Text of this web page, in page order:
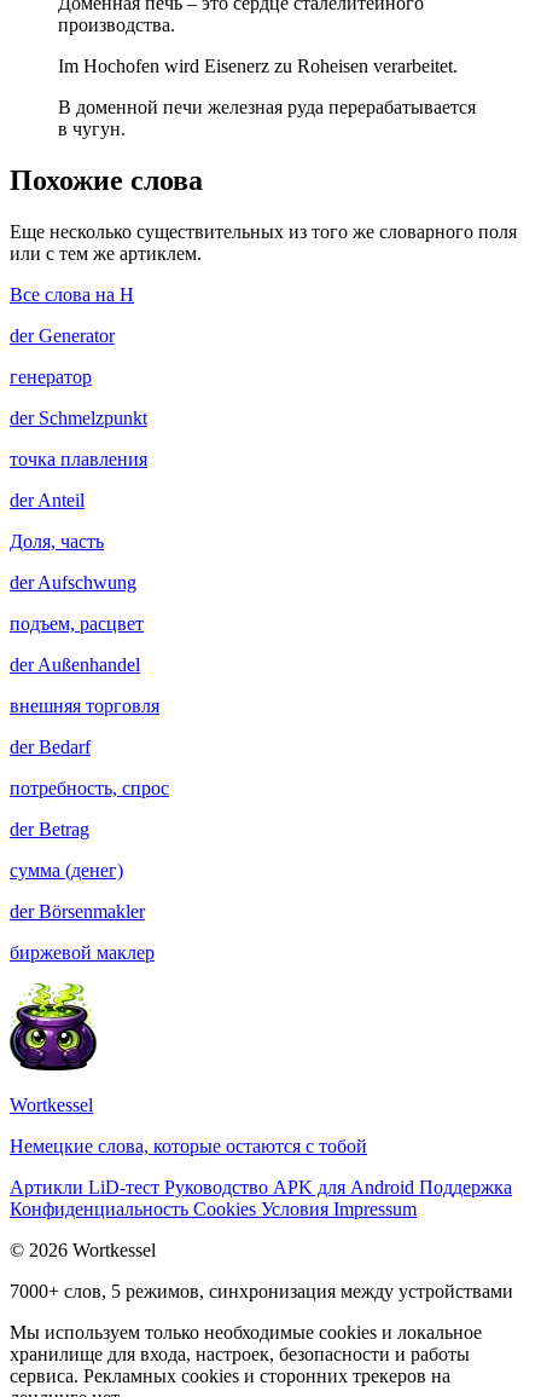
производства.
Im Hochofen wird Eisenerz zu Roheisen verarbeitet.
В доменной печи железная руда перерабатывается
в чугун.
Похожие слова
Еще несколько существительных из того же словарного поля
или с тем же артиклем.
Все слова на H
derGenerator
генератор
derSchmelzpunkt
точка плавления
derAnteil
Доля, часть
derAufschwung
подъем, расцвет
derAußenhandel
внешняя торговля
derBedarf
потребность, спрос
derBetrag
сумма (денег)
derBörsenmakler
биржевой маклер
Wortkessel
Немецкие слова, которые остаются с тобой
Артикли LiD-тест Руководство APK для Android Поддержка
Конфиденциальность Cookies Условия Impressum
© 2026 Wortkessel
7000+ слов, 5 режимов, синхронизация между устройствами
Мы используем только необходимые cookies и локальное
хранилище для входа, настроек, безопасности и работы
сервиса. Рекламных cookies и сторонних трекеров на